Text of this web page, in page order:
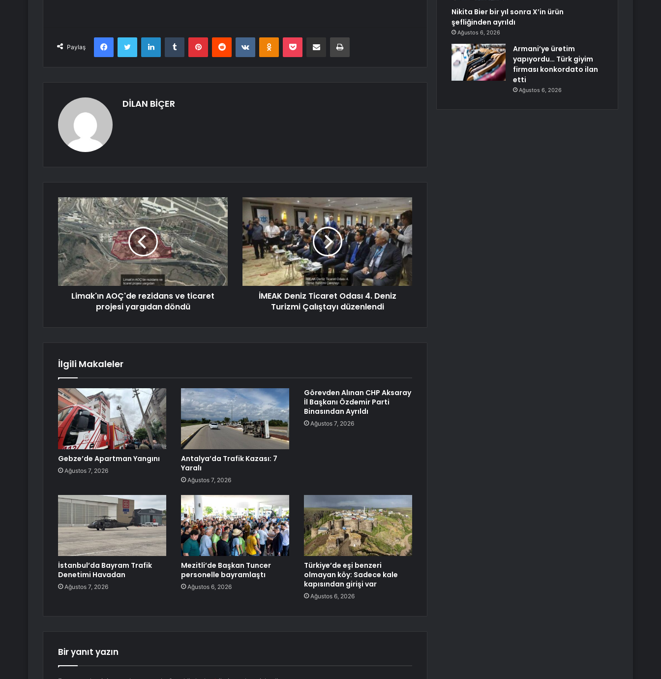
Paylaş
FacebookTwitter LinkedInTumblr PinterestReddit VKontakteOdnoklassniki
Pocket E-Posta ile paylaş Yazdır
DİLAN BİÇER
Limak'ın AOÇ'de rezidans ve ticaret
projesi yargıdan döndü
İMEAK Deniz Ticaret Odası 4. Deniz
Turizmi Çalıştayı düzenlendi
İlgili Makaleler
Gebze’de Apartman Yangını
Ağustos 7, 2026
Antalya’da Trafik Kazası: 7
Yaralı
Ağustos 7, 2026
Görevden Alınan CHP Aksaray
İl Başkanı Özdemir Parti
Binasından Ayrıldı
Ağustos 7, 2026
İstanbul’da Bayram Trafik
Denetimi Havadan
Ağustos 7, 2026
Mezitli’de Başkan Tuncer
personelle bayramlaştı
Ağustos 6, 2026
Türkiye’de eşi benzeri
olmayan köy: Sadece kale
kapısından girişi var
Ağustos 6, 2026
Bir yanıt yazın
Nikita Bier bir yıl sonra X’in ürün
şefliğinden ayrıldı
Ağustos 6, 2026
Armani’ye üretim
yapıyordu… Türk giyim
firması konkordato ilan
etti
Ağustos 6, 2026